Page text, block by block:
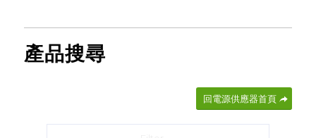
產品搜尋
回電源供應器首頁